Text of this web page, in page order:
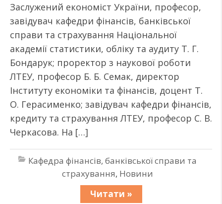
Заслужений економіст України, професор,
завідувач кафедри фінансів, банківської
справи та страхування Національної
академії статистики, обліку та аудиту Т. Г.
Бондарук; проректор з наукової роботи
ЛТЕУ, професор Б. Б. Семак, директор
Інституту економіки та фінансів, доцент Т.
О. Герасименко; завідувач кафедри фінансів,
кредиту та страхування ЛТЕУ, професор С. В.
Черкасова. На […]
Кафедра фінансів, банківської справи та
страхування, Новини
Читати »